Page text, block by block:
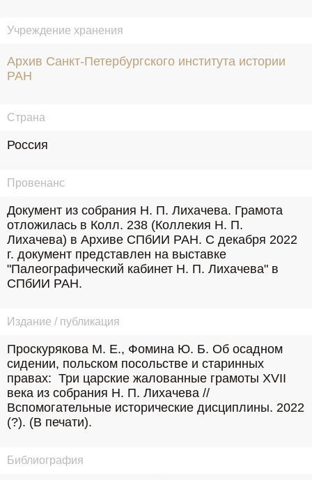
Учреждение хранения
Архив Санкт-Петербургского института истории
РАН
Страна
Россия
Провенанс
Документ из собрания Н. П. Лихачева. Грамота
отложилась в Колл. 238 (Коллекия Н. П.
Лихачева) в Архиве СПбИИ РАН. С декабря 2022
г. документ представлен на выставке
"Палеографический кабинет Н. П. Лихачева" в
СПбИИ РАН.
Издание / публикация
Проскурякова М. Е., Фомина Ю. Б. Об осадном
сидении, польском посольстве и старинных
правах:  Три царские жалованные грамоты XVII
века из собрания Н. П. Лихачева //
Вспомогательные исторические дисциплины. 2022
(?). (В печати).
Библиография